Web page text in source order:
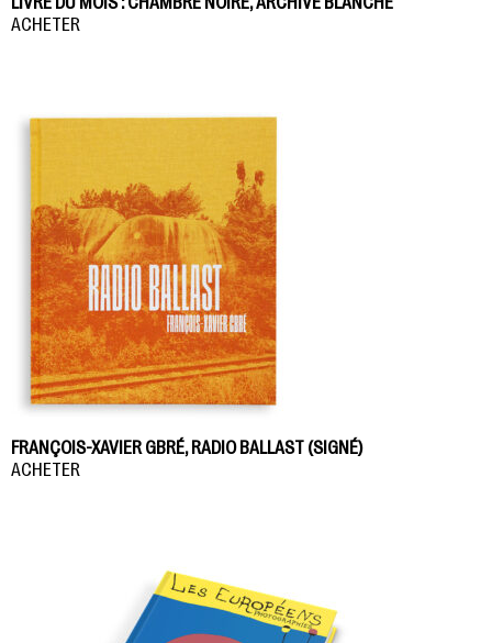
ACHETER
FRANÇOIS-XAVIER GBRÉ, RADIO BALLAST (SIGNÉ)
ACHETER